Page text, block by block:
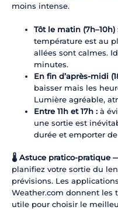
moins intense.
Tôt le matin (7h–10h)
température est au
allées sont calmes.
minutes.
En fin d’après-midi
baisser mais les
Lumière agréable,
Entre 11h et 17h :à
une sortie est
durée et emporter de
🌡️ Astuce pratico-pratique
planifiez votre sortie du
prévisions. Les
Weather.com donnent les
utile pour choisir le